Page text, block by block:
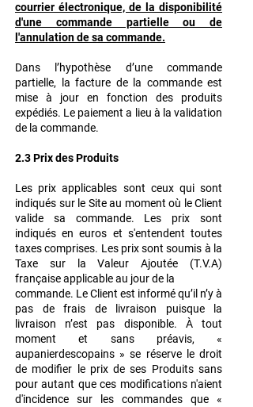
courrier électronique, de la disponibilité
d'une commande partielle ou de
l'annulation de sa commande.
Dans l’hypothèse d’une commande
partielle, la facture de la commande est
mise à jour en fonction des produits
expédiés. Le paiement a lieu à la validation
de la commande.
2.3 Prix des Produits
Les prix applicables sont ceux qui sont
indiqués sur le Site au moment où le Client
valide sa commande. Les prix sont
indiqués en euros et s'entendent toutes
taxes comprises. Les prixsont soumis à la
Taxe sur la Valeur Ajoutée (T.V.A)
française applicable au jour de la
commande. Le Client est informé qu’il n’y à
pas de frais de livraison puisque la
livraison n’est pas disponible. À tout
moment et sans préavis, «
aupanierdescopains » se réserve le droit
de modifier le prix de ses Produits sans
pour autant que ces modifications n'aient
d'incidence sur les commandes que «